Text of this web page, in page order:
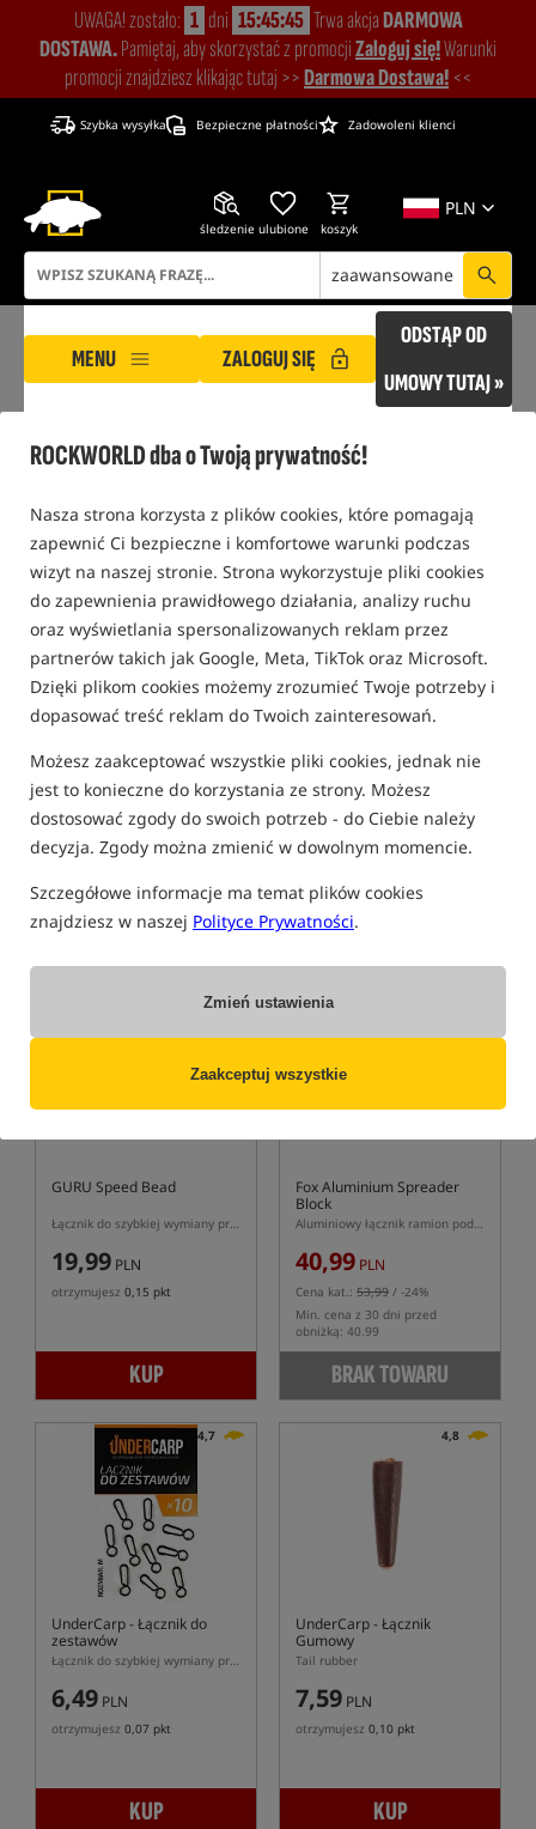
ROCKWORLD dba o Twoją prywatność!
Nasza strona korzysta z plików cookies, które pomagają
zapewnić Ci bezpieczne i komfortowe warunki podczas
wizyt na naszej stronie. Strona wykorzystuje pliki cookies
do zapewnienia prawidłowego działania, analizy ruchu
oraz wyświetlania spersonalizowanych reklam przez
partnerów takich jak Google, Meta, TikTok oraz Microsoft.
Dzięki plikom cookies możemy zrozumieć Twoje potrzeby i
dopasować treść reklam do Twoich zainteresowań.
Możesz zaakceptować wszystkie pliki cookies, jednak nie
jest to konieczne do korzystania ze strony. Możesz
dostosować zgody do swoich potrzeb - do Ciebie należy
decyzja. Zgody można zmienić w dowolnym momencie.
Szczegółowe informacje ma temat plików cookies
znajdziesz w naszej Polityce Prywatności.
Zmień ustawienia
Zaakceptuj wszystkie
UWAGA! zostało: 1 dni 15:45:45 Trwa akcjaDARMOWA
DOSTAWA.Pamiętaj, aby skorzystać z promocjiZaloguj się!Warunki
promocji znajdziesz klikając tutaj >>Darmowa Dostawa! <<
Szybka wysyłka Bezpieczne płatności Zadowoleni klienci
PLN
śledzenie ulubione koszyk
zaawansowane
MENU ZALOGUJ SIĘ
ODSTĄP OD
UMOWY TUTAJ »
lacznik
LACZNIK
4,8
TandemBaits Tail Rubbers
Łącznik Gumowy
9,99PLN
otrzymujesz0,08 pkt
KUP
Promocja
Sonik BiveeBo Van Link
904,99 PLN
Cena kat.:1 061,99/ -15%
obniżką: 904.99
GURU Speed Bead
Łącznik do szybkiej wymiany przyponu
19,99 PLN
otrzymujesz 0,15 pkt
KUP
Promocja
Fox Aluminium Spreader
Block
Aluminiowy łącznik ramion podbieraka
40,99 PLN
Cena kat.: 53,99 / -24%
Min. cena z 30 dni przed
obniżką: 40.99
BRAK TOWARU
4,7
UnderCarp- Łącznik do
zestawów
Łącznik do szybkiej wymiany przyponu
6,49 PLN
otrzymujesz 0,07 pkt
KUP
4,8
UnderCarp- Łącznik
Gumowy
Tail rubber
7,59 PLN
otrzymujesz 0,10 pkt
KUP